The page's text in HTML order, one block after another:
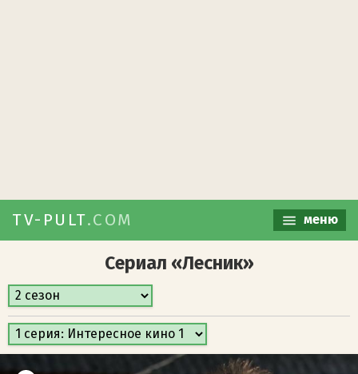
TV-PULT.COM меню
Сериал «Лесник»